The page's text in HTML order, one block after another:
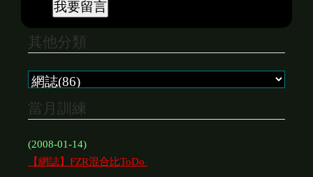
其他分類
當月訓練
(2008-01-14)
【網誌】FZR混合比ToDo